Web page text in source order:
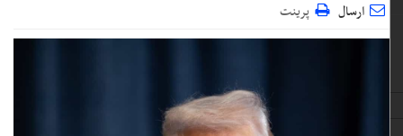
ارسال پرینت